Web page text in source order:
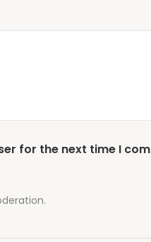
for the next time I